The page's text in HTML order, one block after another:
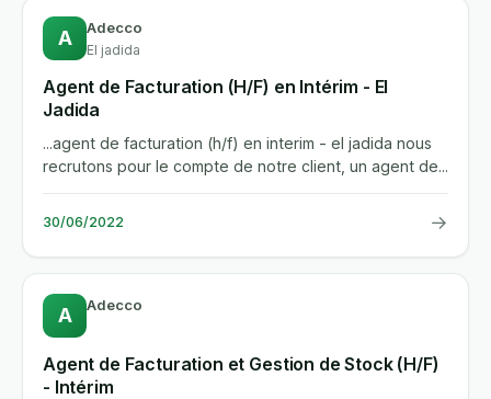
A Adecco
El jadida
Agent de Facturation (H/F) en Intérim - El
Jadida
...agent de facturation (h/f) en interim - el jadida nous
recrutons pour le compte de notre client, un agent de...
30/06/2022 →
A Adecco
Agent de Facturation et Gestion de Stock (H/F)
- Intérim